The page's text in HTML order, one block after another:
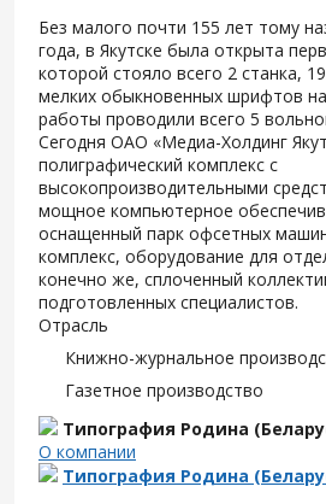
Без малого почти 155 лет тому
года, в Якутске была открыта
которой стояло всего 2 станка,
мелких обыкновенных шрифтов
работы проводили всего 5
Сегодня ОАО «Медиа-Холдинг
полиграфический комплекс с
высокопроизводительными
мощное компьютерное
оснащенный парк офсетных
комплекс, оборудование для
конечно же, сплоченный
подготовленных специалистов.
Отрасль
Книжно-журнальное
Газетное производство
Типография Родина
О компании
Типография Родина